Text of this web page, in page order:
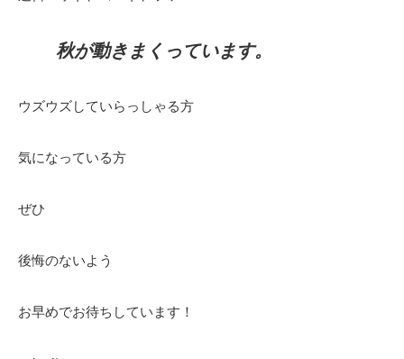
秋が動きまくっています。
ウズウズしていらっしゃる方
気になっている方
ぜひ
後悔のないよう
お早めでお待ちしています！